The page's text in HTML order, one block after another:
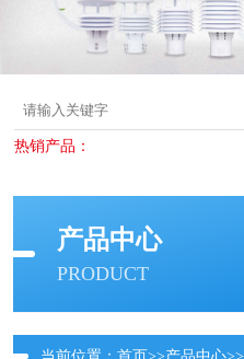
热销产品：
产品中心
PRODUCT